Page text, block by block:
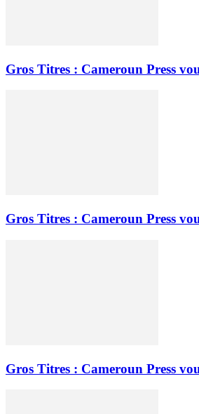
Gros Titres : Cameroun Press
Gros Titres : Cameroun Press
Gros Titres : Cameroun Press